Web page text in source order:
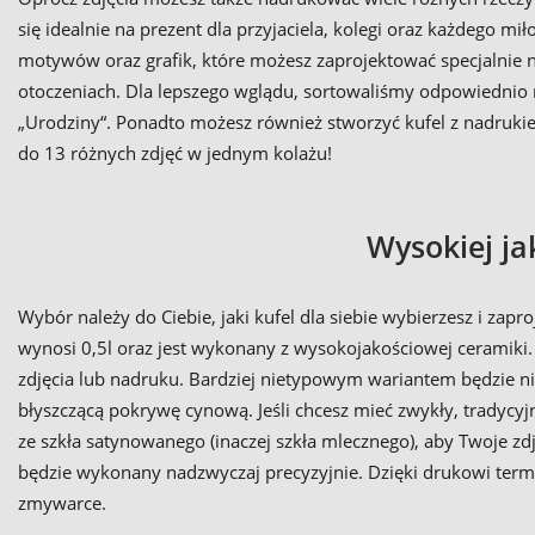
się idealnie na prezent dla przyjaciela, kolegi oraz każdego
motywów oraz grafik, które możesz zaprojektować
otoczeniach. Dla lepszego wglądu, sortowaliśmy odpowiednio
„Urodziny“. Ponadto możesz również stworzyć kufel z
do 13 różnych zdjęć w jednym kolażu!
Wysokiej
Wybór należy do Ciebie, jaki kufel dla siebie wybierzesz i
wynosi 0,5l oraz jest wykonany z wysokojakościowej
zdjęcia lub nadruku. Bardziej nietypowym wariantem będzie
błyszczącą pokrywę cynową. Jeśli chcesz mieć zwykły,
ze szkła satynowanego (inaczej szkła mlecznego), aby
będzie wykonany nadzwyczaj precyzyjnie. Dzięki drukowi
zmywarce.